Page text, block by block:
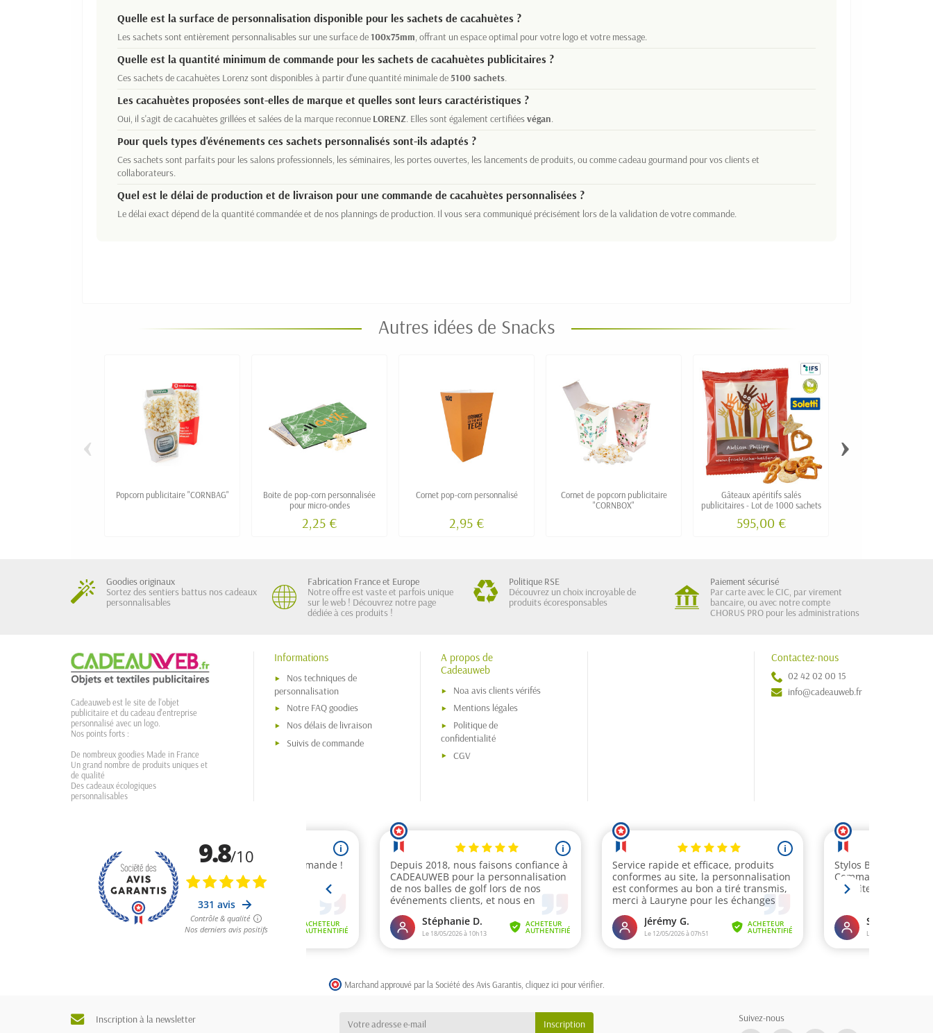
Quelle est la surface de personnalisation disponible pour les sachets de cacahuètes ?
Les sachets sont entièrement personnalisables sur une surface de100x75mm , offrant un espace optimal pour votre logo et votre message.
Quelle est la quantité minimum de commande pour les sachets de cacahuètes publicitaires ?
Ces sachets de cacahuètes Lorenz sont disponibles à partir d'une quantité minimale de5100 sachets
Les cacahuètes proposées sont-elles de marque et quelles sont leurs caractéristiques ?
Oui, il s'agit de cacahuètes grillées et salées de la marque reconnue LORENZ . Elles sont également certifiéesvégan
Pour quels types d'événements ces sachets personnalisés sont-ils adaptés ?
Ces sachets sont parfaits pour les salons professionnels, les séminaires, les portes ouvertes, les lancements de produits, ou comme cadeau gourmand pour vos clients et
collaborateurs.
Quel est le délai de production et de livraison pour une commande de cacahuètes personnalisées ?
Le délai exact dépend de la quantité commandée et de nos plannings de production. Il vous sera communiqué précisément lors de la validation de votre commande.
Autres idées de Snacks
Popcorn publicitaire "CORNBAG"
Boite de pop-corn personnalisée
pour micro-ondes
2,25 €
Cornet pop-corn personnalisé
2,95 €
Cornet de popcorn publicitaire
"CORNBOX"
Gâteaux apéritifs salés
publicitaires - Lot de 1000 sachets
595,00 €
‹ ›
Goodies originaux
Sortez des sentiers battus nos cadeaux
personnalisables
Fabrication France et Europe
Notre offre est vaste et parfois unique
sur le web ! Découvrez notre page
dédiée à ces produits !
Politique RSE
Découvrez un choix incroyable de
produits écoresponsables
Paiement sécurisé
Par carte avec le CIC, par virement
bancaire, ou avec notre compte
CHORUS PRO pour les administrations
Cadeauweb est le site de l'objet
publicitaire et du cadeau d'entreprise
personnalisé avec un logo.
Nos points forts :
De nombreux goodies Made in France
Un grand nombre de produits uniques et
de qualité
Des cadeaux écologiques
personnalisables
Informations
Nos techniques de
personnalisation
Notre FAQ goodies
Nos délais de livraison
Suivis de commande
A propos de
Cadeauweb
Noa avis clients vérifés
Mentions légales
Politique de
confidentialité
CGV
Contactez-nous
02 42 02 00 15
info@cadeauweb.fr
Marchand approuvé par la Société des Avis Garantis, cliquez ici pour vérifier
Inscription à la newsletter Suivez-nous